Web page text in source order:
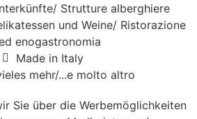
Strutture alberghiere
und Weine/ Ristorazione
enogastronomia
Made in Italy
mehr/...e molto altro
Sie über die Werbemöglichkeiten